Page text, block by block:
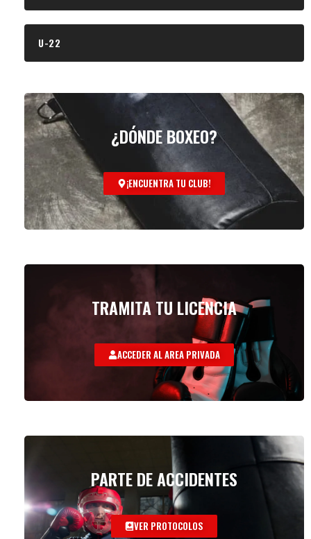
U-22
¿DÓNDE BOXEO?
¡ENCUENTRA TU CLUB!
TRAMITA TU LICENCIA
ACCEDER AL AREA PRIVADA
PARTE DE ACCIDENTES
VER PROTOCOLOS